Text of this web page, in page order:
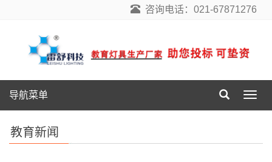
咨询电话：021-67871276
导
航
导航菜单
教育新闻